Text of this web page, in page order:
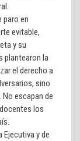
paro en
evitable,
y su
plantearon la
el derecho a
sino
escapan de
los
Ejecutiva y de